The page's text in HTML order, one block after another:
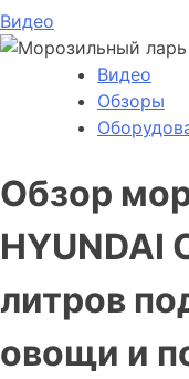
Видео
Видео
Обзоры
Обзор
HYUNDAI
литров
овощи и